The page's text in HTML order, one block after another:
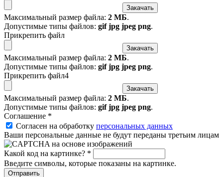
Максимальный размер файла: 2 МБ.
Допустимые типы файлов: gif jpg jpeg png.
Прикрепить файл
Максимальный размер файла: 2 МБ.
Допустимые типы файлов: gif jpg jpeg png.
Прикрепить файл4
Максимальный размер файла: 2 МБ.
Допустимые типы файлов: gif jpg jpeg png.
Соглашение *
Согласен на обработку персональных данных
Ваши персональные данные не будут переданы третьим лицам
Какой код на картинке? *
Введите символы, которые показаны на картинке.